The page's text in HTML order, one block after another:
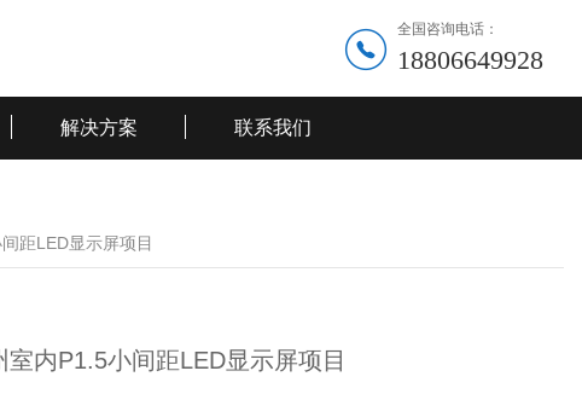
全国咨询电话：
18806649928
解决方案 联系我们
距LED显示屏项目
内P1.5小间距LED显示屏项目